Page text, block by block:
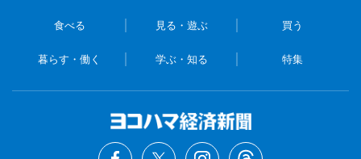
食べる 見る・遊ぶ 買う
暮らす・働く 学ぶ・知る 特集